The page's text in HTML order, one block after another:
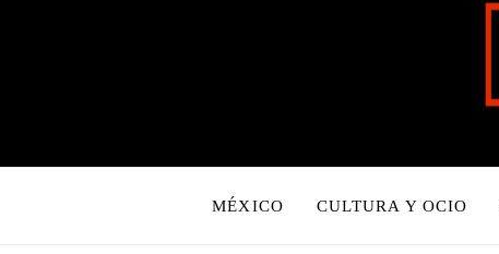
MÉXICO CULTURA Y OCIO